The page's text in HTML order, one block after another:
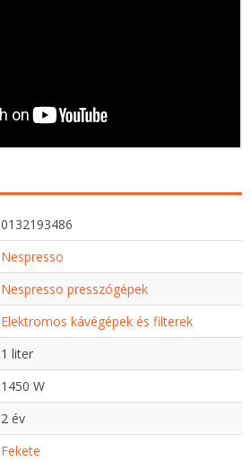
0132193486
Nespresso
Nespresso presszógépek
Elektromos kávégépek és filterek
1 liter
1450 W
2 év
Fekete